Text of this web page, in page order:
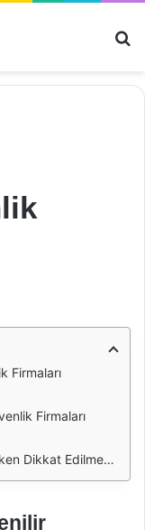
Firmaları
Firmaları
Edilmesi Gerekenler